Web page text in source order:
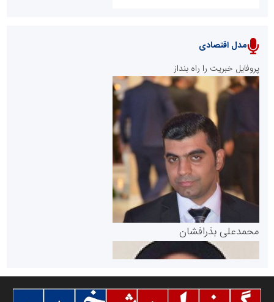
پایگاه خبری نهضت ملی مسکن
پایگاه خبری گفتمان یزد
سازمان بورس و اوراق بهادار
مرجع اخبار موثق در بازارسرمایه
مدل اقتصادی
پروفایل خبریت را راه بنداز
محمدعلی بذرافشان